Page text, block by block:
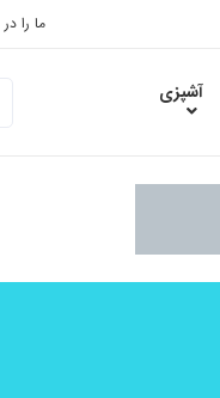
ما را
آشپزی